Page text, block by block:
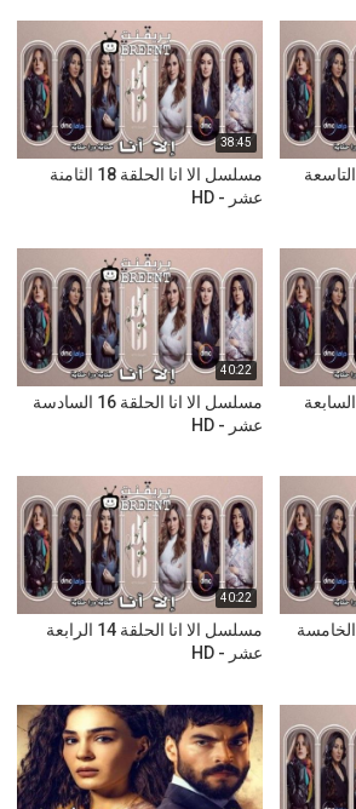
مسلسل الا انا الحلقة 19 التاسعة
38:45
مسلسل الا انا الحلقة 18 الثامنة
عشر - HD
مسلسل الا انا الحلقة 17 السابعة
40:22
مسلسل الا انا الحلقة 16 السادسة
عشر - HD
مسلسل الا انا الحلقة 15 الخامسة
40:22
مسلسل الا انا الحلقة 14 الرابعة
عشر - HD